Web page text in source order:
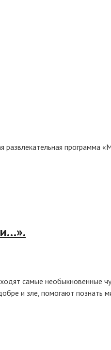
развлекательная программа
самые необыкновенные
и зле, помогают познать